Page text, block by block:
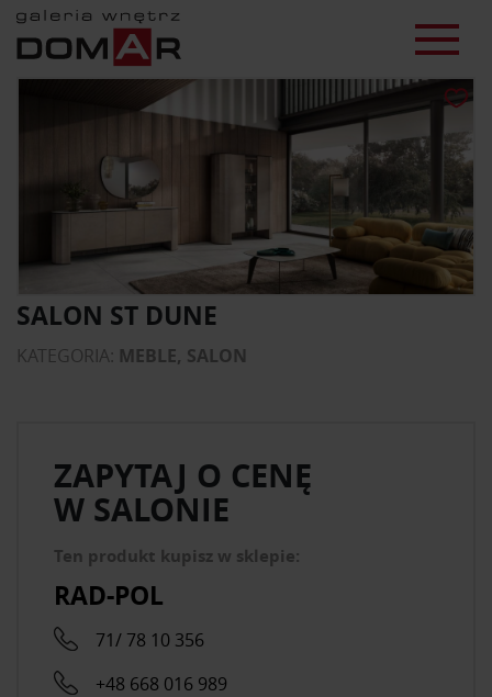
SALON ST DUNE
KATEGORIA: MEBLE, SALON
ZAPYTAJ O CENĘ
W SALONIE
Ten produkt kupisz w sklepie:
RAD-POL
71/ 78 10 356
+48 668 016 989